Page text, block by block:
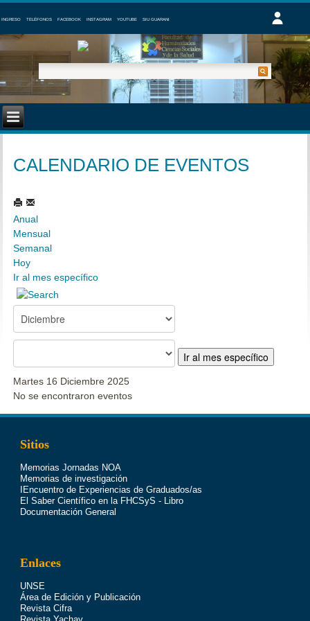
INGRESO TELÉFONOS FACEBOOK INSTAGRAM YOUTUBE SIU GUARANI
CALENDARIO DE EVENTOS
Anual
Mensual
Semanal
Hoy
Ir al mes específico
Ir al mes específico
Martes 16 Diciembre 2025
No se encontraron eventos
Sitios
Memorias Jornadas NOA
Memorias de investigación
IEncuentro de Experiencias de Graduados/as
El Saber Científico en la FHCSyS - Libro
Documentación General
Enlaces
UNSE
Área de Edición y Publicación
Revista Cifra